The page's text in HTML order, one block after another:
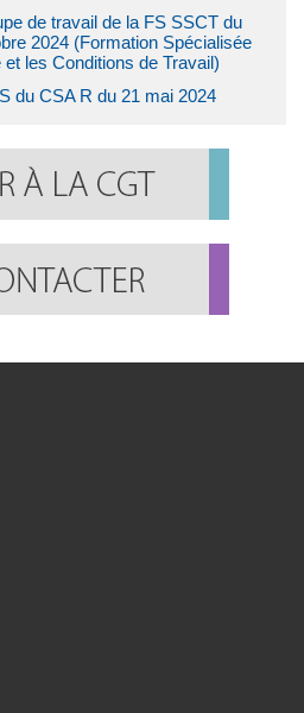
de travail de la FS SSCT du
2024 (Formation Spécialisée
les Conditions de Travail)
du CSA R du 21 mai 2024